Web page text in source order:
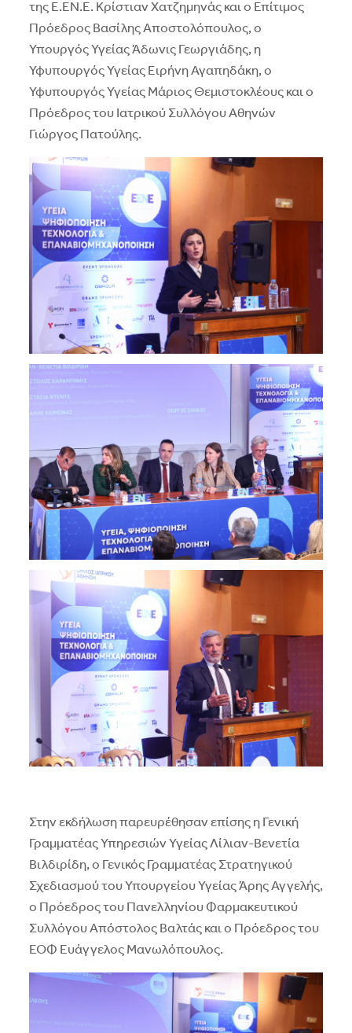
της Ε.ΕΝ.Ε. Κρίστιαν Χατζημηνάς και ο Επίτιμος
Πρόεδρος Βασίλης Αποστολόπουλος, ο
Υπουργός Υγείας Άδωνις Γεωργιάδης, η
Υφυπουργός Υγείας Ειρήνη Αγαπηδάκη, ο
Υφυπουργός Υγείας Μάριος Θεμιστοκλέους και ο
Πρόεδρος του Ιατρικού Συλλόγου Αθηνών
Γιώργος Πατούλης.
Στην εκδήλωση παρευρέθησαν επίσης η Γενική
Γραμματέας Υπηρεσιών Υγείας Λίλιαν-Βενετία
Βιλδιρίδη, ο Γενικός Γραμματέας Στρατηγικού
Σχεδιασμού του Υπουργείου Υγείας Άρης Αγγελής,
ο Πρόεδρος του Πανελληνίου Φαρμακευτικού
Συλλόγου Απόστολος Βαλτάς και ο Πρόεδρος του
ΕΟΦ Ευάγγελος Μανωλόπουλος.